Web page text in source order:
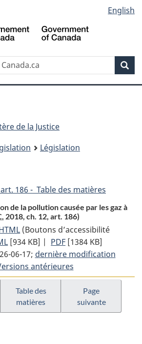
au
contenu
propos
de
la
HTML
simplifiée
English
de la Justice
Législation
186 - Table des matières
de la pollution causée par les gaz à
2018, ch. 12, art. 186)
Texte
complet
:
Loi
sur
la
tarification
de
(Boutons d’accessibilité
Texte
complet
:
Loi
sur
tarification
[934 KB] | PDF Texte
complet
:
Loi
tarification
[1384 KB]
06-17; dernière modification
antérieures
Table des
matières
Page
suivante